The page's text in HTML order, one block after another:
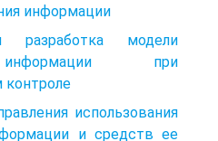
информации
разработка модели
при
контроле
использования
и средств ее